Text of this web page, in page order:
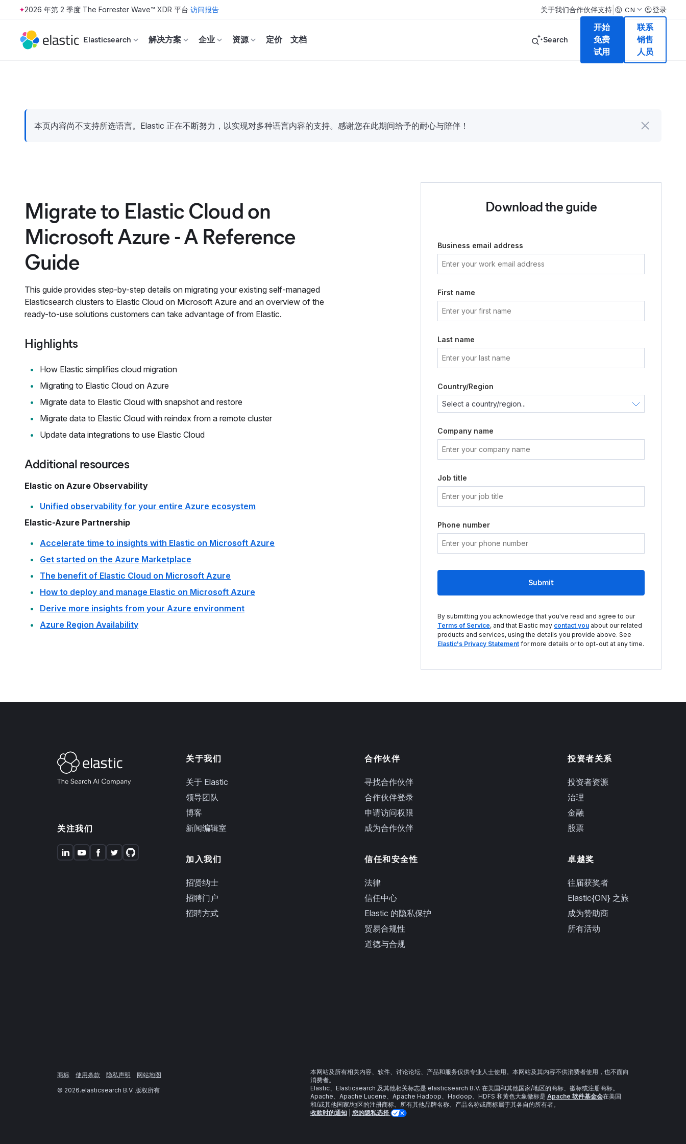
Skip to main content
2026 年第 2 季度 The Forrester Wave™ XDR 平台 访问报告 关于我们合作伙伴支持 CN 登录
Elasticsearch 解决方案 企业 资源 定价 文档 Search
开始
免费
试用
联系
销售
人员
本页内容尚不支持所选语言。Elastic 正在不断努力，以实现对多种语言内容的支持。感谢您在此期间给予的耐心与陪伴！
Migrate to Elastic Cloud on
Microsoft Azure - A Reference
Guide
This guide provides step-by-step details on migrating your existing self-managed
Elasticsearch clusters to Elastic Cloud on Microsoft Azure and an overview of the
ready-to-use solutions customers can take advantage of from Elastic.
Highlights
How Elastic simplifies cloud migration
Migrating to Elastic Cloud on Azure
Migrate data to Elastic Cloud with snapshot and restore
Migrate data to Elastic Cloud with reindex from a remote cluster
Update data integrations to use Elastic Cloud
Additional resources
Elastic on Azure Observability
Unified observability for your entire Azure ecosystem
Elastic-Azure Partnership
Accelerate time to insights with Elastic on Microsoft Azure
Get started on the Azure Marketplace
The benefit of Elastic Cloud on Microsoft Azure
How to deploy and manage Elastic on Microsoft Azure
Derive more insights from your Azure environment
Azure Region Availability
Download the guide
Business email address
First name
Last name
Country/Region
Company name
Job title
Phone number
Submit
By submitting you acknowledge that you've read and agree to our
Terms of Service, and that Elastic may contact you about our related
products and services, using the details you provide above. See
Elastic's Privacy Statement for more details or to opt-out at any time.
关注我们
关于我们
关于 Elastic
领导团队
博客
新闻编辑室
加入我们
招贤纳士
招聘门户
招聘方式
合作伙伴
寻找合作伙伴
合作伙伴登录
申请访问权限
成为合作伙伴
信任和安全性
法律
信任中心
Elastic 的隐私保护
贸易合规性
道德与合规
投资者关系
投资者资源
治理
金融
股票
卓越奖
往届获奖者
Elastic{ON} 之旅
成为赞助商
所有活动
商标 使用条款 隐私声明
网站地图
© 2026.elasticsearch B.V. 版权所有
本网站及所有相关内容、软件、讨论论坛、产品和服务仅供专业人士使用。本网站及其内容不供消费者使用，也不面向
消费者。
Elastic、Elasticsearch 及其他相关标志是 elasticsearch B.V. 在美国和其他国家/地区的商标、徽标或注册商标。
Apache、Apache Lucene、Apache Hadoop、Hadoop、HDFS 和黄色大象徽标是 Apache 软件基金会在美国
和/或其他国家/地区的注册商标。所有其他品牌名称、产品名称或商标属于其各自的所有者。
收款时的通知| 您的隐私选择